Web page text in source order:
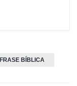
FRASE BÍBLICA